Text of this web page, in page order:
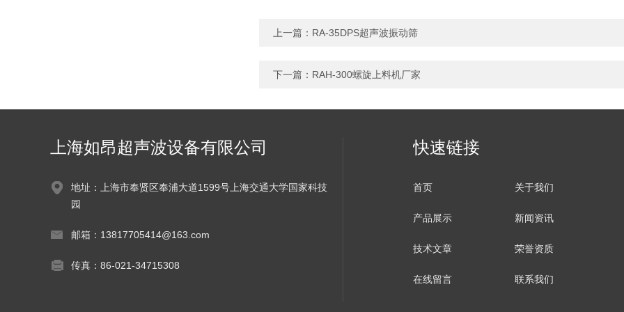
上一篇： RA-35DPS超声波振动筛
下一篇： RAH-300螺旋上料机厂家
上海如昂超声波设备有限公司
地址：上海市奉贤区奉浦大道1599号上海交通大学国家科技
园
邮箱：13817705414@163.com
传真：86-021-34715308
快速链接
首页 关于我们
产品展示 新闻资讯
技术文章 荣誉资质
在线留言 联系我们